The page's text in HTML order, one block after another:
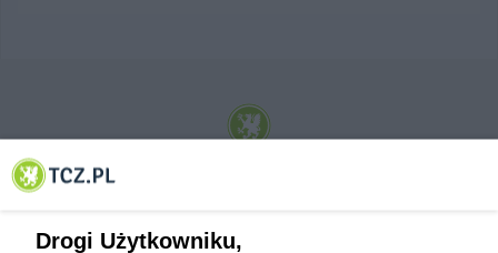
© 2001-2026 Tczew - TCZ.PL Sp. z o.o. Internetowy Serwis Informacyjny Miasta
Drogi Użytkowniku,